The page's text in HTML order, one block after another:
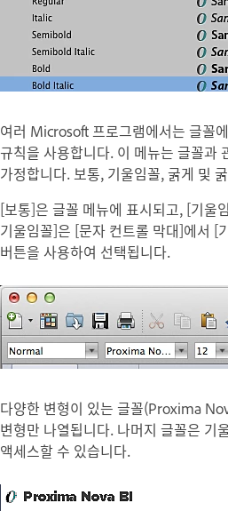
여러 Microsoft 프로그램에서는 글꼴
규칙을 사용합니다. 이 메뉴는 글꼴과
가정합니다. 보통, 기울임꼴, 굵게 및
[보통]은 글꼴 메뉴에 표시되고, [기울
기울임꼴]은 [문자 컨트롤 막대]에서 [
버튼을 사용하여 선택됩니다.
다양한 변형이 있는 글꼴(Proxima
변형만 나열됩니다. 나머지 글꼴은 기
액세스할 수 있습니다.